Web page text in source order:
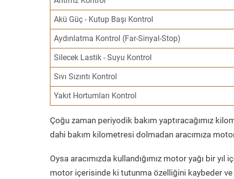
Akü Güç - Kutup Başı Kontrol
Aydınlatma Kontrol (Far-Sinyal-Stop)
Silecek Lastik - Suyu Kontrol
Sıvı Sızıntı Kontrol
Yakıt Hortumları Kontrol
Çoğu zaman periyodik bakım yaptıracağımız
dahi bakım kilometresi dolmadan aracımıza
Oysa aracımızda kullandığımız motor yağı bir
motor içerisinde ki tutunma özelliğini kaybeder ve